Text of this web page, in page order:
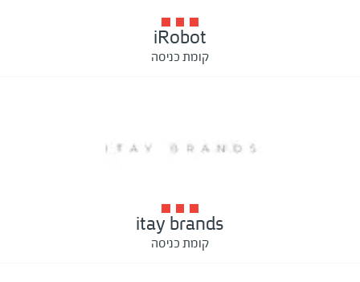
iRobot
קומת כניסה
itay brands
קומת כניסה